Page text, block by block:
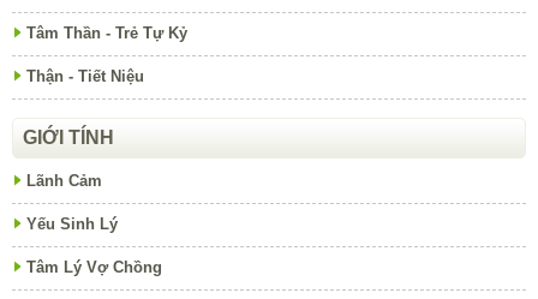
Tâm Thần - Trẻ Tự Kỷ
Thận - Tiết Niệu
GIỚI TÍNH
Lãnh Cảm
Yếu Sinh Lý
Tâm Lý Vợ Chồng